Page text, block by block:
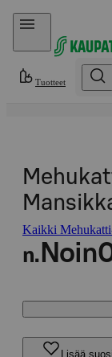
Hyppää sisältöön
Tuotteet
Kaikki
n. Noin
Lisää